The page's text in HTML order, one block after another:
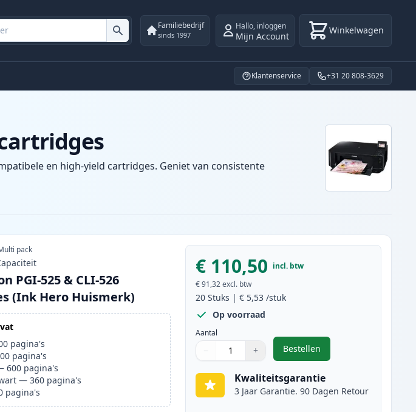
Familiebedrijf
sinds 1997
Hallo, inloggen
Mijn Account Winkelwagen
Klantenservice +31 20 808-3629
en high-yield cartridges. Geniet van consistente
pack
PGI-525 & CLI-526
(Ink Hero Huismerk)
pagina's
pagina's
600 pagina's
—360 pagina's
pagina's
€ 110,50 incl. btw
€ 91,32 excl. btw
20 Stuks |€ 5,53 /stuk
Op voorraad
Aantal
Aantal
Gebruik de knoppen om aan te passen
− +
Aantal 1
Bestellen
,20 stuks Canon PGI-525
Kwaliteitsgarantie
3 Jaar Garantie. 90 Dagen Retour